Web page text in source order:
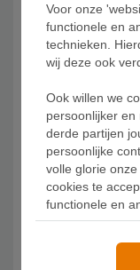
Voor onze
functionele en
technieken.
wij deze ook
Ook willen we
persoonlijker en
derde partijen
persoonlijke
volle glorie
cookies te
functionele en